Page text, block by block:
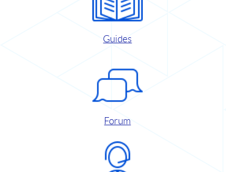
Guides
Forum